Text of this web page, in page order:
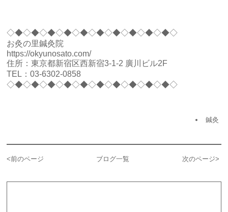
◇◆◇◆◇◆◇◆◇◆◇◆◇◆◇◆◇◆◇◆◇
お灸の里鍼灸院
https://okyunosato.com/
住所：東京都新宿区西新宿3-1-2 廣川ビル2F
TEL： 03-6302-0858
◇◆◇◆◇◆◇◆◇◆◇◆◇◆◇◆◇◆◇◆◇
鍼灸
<前のページ ブログ一覧 次のページ>